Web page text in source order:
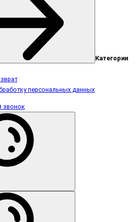
Категории
персональных данных
звонок